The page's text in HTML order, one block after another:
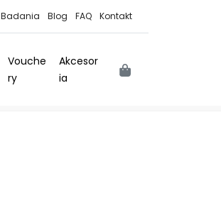
Badania Blog FAQ Kontakt
Vouche
ry
Akcesor
ia